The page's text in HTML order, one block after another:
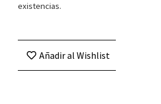
existencias.
Añadir al Wishlist